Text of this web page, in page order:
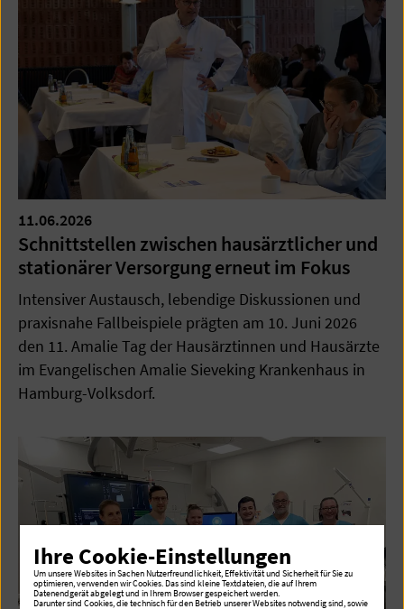
11.06.2026
Schnittstellen zwischen hausärztlicher und
stationärer Versorgung erneut im Fokus
Intensiver Austausch, lebendige Diskussionen und
praxisnahe Fallbeispiele prägten am 10. Juni 2026
den 11. Amalie Tag der Hausärztinnen und Hausärzte
im Evangelischen Amalie Sieveking Krankenhaus in
Hamburg-Volksdorf.
Ihre Cookie-Einstellungen
Um unsere Websites in Sachen Nutzerfreundlichkeit, Effektivität und Sicherheit für Sie zu
optimieren, verwenden wir Cookies. Das sind kleine Textdateien, die auf Ihrem
Datenendgerät abgelegt und in Ihrem Browser gespeichert werden.
Darunter sind Cookies, die technisch für den Betrieb unserer Websites notwendig sind, sowie